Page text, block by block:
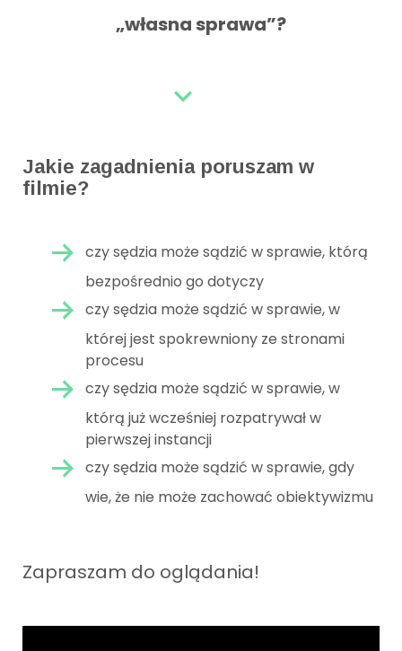
„własna sprawa”?
expand_more
Jakie zagadnienia poruszam w
filmie?
czy sędzia może sądzić w sprawie, którą
bezpośrednio go dotyczy
czy sędzia może sądzić w sprawie, w
której jest spokrewniony ze stronami
procesu
czy sędzia może sądzić w sprawie, w
którą już wcześniej rozpatrywał w
pierwszej instancji
czy sędzia może sądzić w sprawie, gdy
wie, że nie może zachować obiektywizmu
Zapraszam do oglądania!